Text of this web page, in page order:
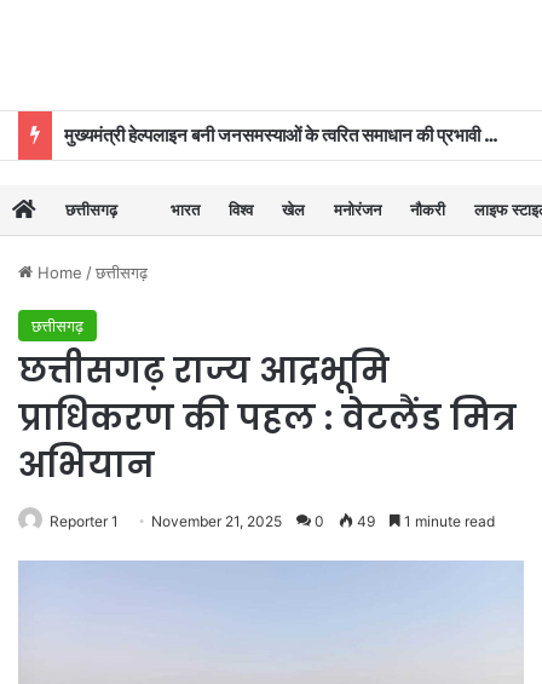
मुख्यमंत्री हेल्पलाइन बनी जनसमस्याओं के त्वरित समाधान की प्रभावी व्यवस्था
छत्तीसगढ़ भारत विश्व खेल मनोरंजन नौकरी लाइफ
Home /छत्तीसगढ़
छत्तीसगढ़
छत्तीसगढ़ राज्य आद्रभूमि
प्राधिकरण की पहल : वेटलैंड मित्र
अभियान
Reporter 1 November 21, 2025 0 49 1 minute read